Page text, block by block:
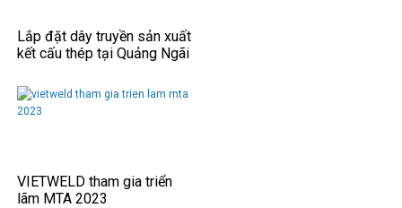
Lắp đặt dây truyền sản xuất
kết cấu thép tại Quảng Ngãi
VIETWELD tham gia triển
lãm MTA 2023